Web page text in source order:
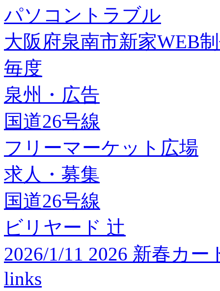
パソコントラブル
大阪府泉南市新家WEB
毎度
泉州・広告
国道26号線
フリーマーケット広場
求人・募集
国道26号線
ビリヤード 辻
2026/1/11 2026 新春カ
links